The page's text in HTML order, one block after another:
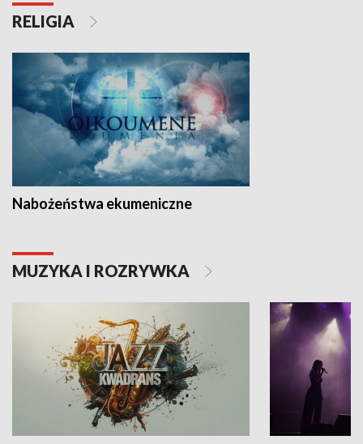
RELIGIA
Nabożeństwa ekumeniczne
MUZYKA I ROZRYWKA